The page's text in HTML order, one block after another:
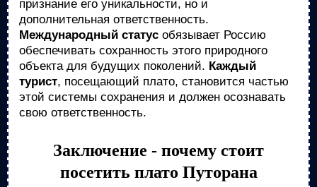
признание его уникальности, но и
дополнительная ответственность.
Международный статус обязывает Россию
обеспечивать сохранность этого природного
объекта для будущих поколений. Каждый
турист, посещающий плато, становится частью
этой системы сохранения и должен осознавать
свою ответственность.
Заключение - почему стоит
посетить плато Путорана